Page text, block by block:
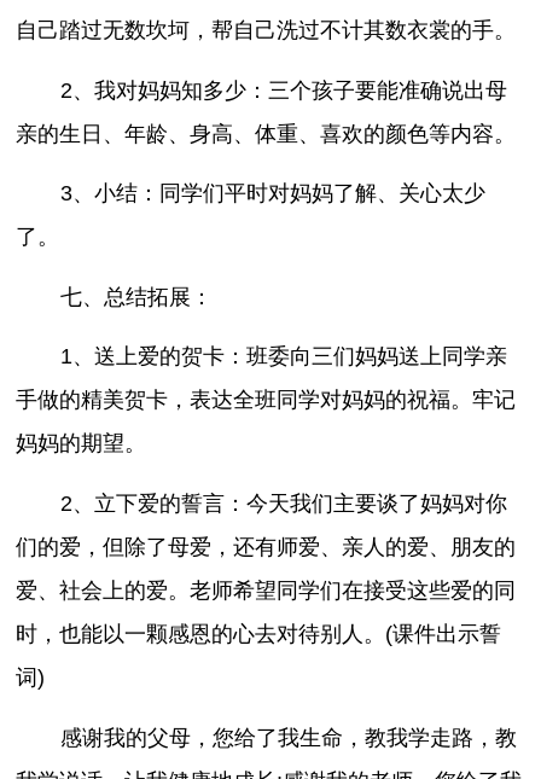
自己踏过无数坎坷，帮自己洗过不计其数衣裳的手。
2、我对妈妈知多少：三个孩子要能准确说出母
亲的生日、年龄、身高、体重、喜欢的颜色等内容。
3、小结：同学们平时对妈妈了解、关心太少
了。
七、总结拓展：
1、送上爱的贺卡：班委向三们妈妈送上同学亲
手做的精美贺卡，表达全班同学对妈妈的祝福。牢记
妈妈的期望。
2、立下爱的誓言：今天我们主要谈了妈妈对你
们的爱，但除了母爱，还有师爱、亲人的爱、朋友的
爱、社会上的爱。老师希望同学们在接受这些爱的同
时，也能以一颗感恩的心去对待别人。(课件出示誓
词)
感谢我的父母，您给了我生命，教我学走路，教